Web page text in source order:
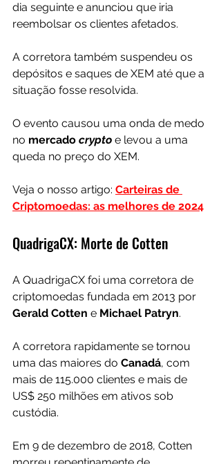
dia seguinte e anunciou que iria
reembolsar os clientes afetados.
A corretora também suspendeu os
depósitos e saques de XEM até que a
situação fosse resolvida.
O evento causou uma onda de medo
no mercado crypto e levou a uma
queda no preço do XEM.
Veja o nosso artigo: Carteiras de
Criptomoedas: as melhores de 2024
QuadrigaCX: Morte de Cotten
A QuadrigaCX foi uma corretora de
criptomoedas fundada em 2013 por
Gerald Cotten e Michael Patryn.
A corretora rapidamente se tornou
uma das maiores do Canadá, com
mais de 115.000 clientes e mais de
US$ 250 milhões em ativos sob
custódia.
Em 9 de dezembro de 2018, Cotten